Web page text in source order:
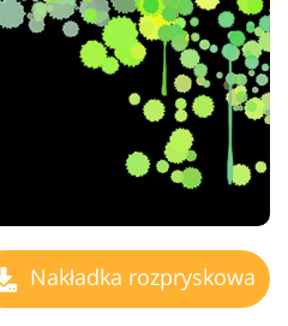
Nakładka rozpryskowa